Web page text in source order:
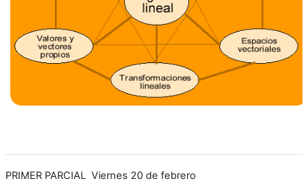
PRIMER PARCIAL Viernes 20 de febrero